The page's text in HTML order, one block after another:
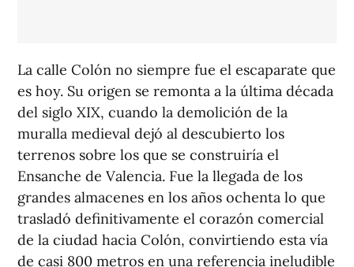
La calle Colón no siempre fue el escaparate que
es hoy. Su origen se remonta a la última década
del siglo XIX, cuando la demolición de la
muralla medieval dejó al descubierto los
terrenos sobre los que se construiría el
Ensanche de Valencia. Fue la llegada de los
grandes almacenes en los años ochenta lo que
trasladó definitivamente el corazón comercial
de la ciudad hacia Colón, convirtiendo esta vía
de casi 800 metros en una referencia ineludible